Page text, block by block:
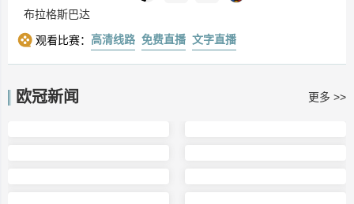
布拉格斯巴达
观看比赛： 高清线路 免费直播 文字直播
欧冠新闻 更多 >>